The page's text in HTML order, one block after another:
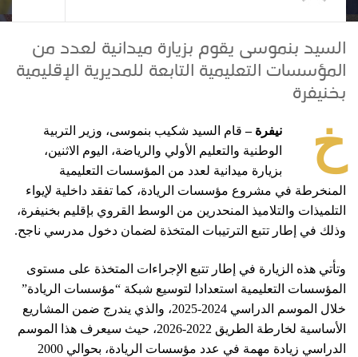
السيد بنموسى يقوم بزيارة ميدانية لعدد من
المؤسسات التعليمية التابعة للمديرية الإقليمية
بخنيفرة
خ نيفرة –قام السيد شكيب بنموسى، وزير التربية
الوطنية والتعليم الأولي والرياضة، اليوم الاثنين،
بزيارة ميدانية لعدد من المؤسسات التعليمية
المنخرطة في مشروع مؤسسات الريادة، كما تفقد داخلية لإيواء
التلميذات والتلاميذ المنحدرين من الوسط القروي بإقليم بخنيفرة،
وذلك في إطار تتبع الترتيبات المتخذة لضمان دخول مدرسي ناجح.
وتأتي هذه الزيارة في إطار تتبع الإجراءات المتخذة على مستوى
المؤسسات التعليمية استعدادا لتوسيع شبكة “مؤسسات الريادة”
خلال الموسم الدراسي 2024-2025، والذي يندرج ضمن المشاريع
الأساسية لخارطة الطريق 2022-2026، حيث سيعرف هذا الموسم
الدراسي زيادة مهمة في عدد مؤسسات الريادة، بحوالي 2000